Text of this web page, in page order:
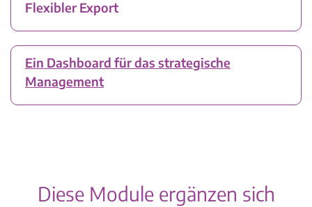
Flexibler Export
Ein Dashboard für das strategische
Management
Diese Module ergänzen sich